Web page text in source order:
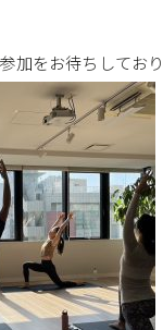
加をお待ちしてお